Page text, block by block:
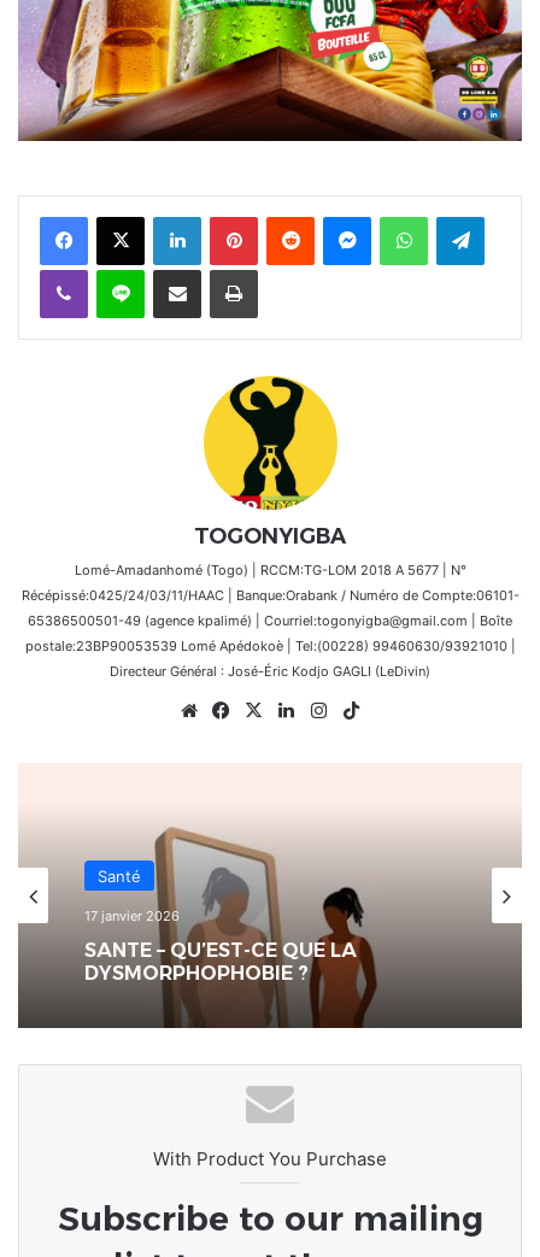
FacebookX Linkedin PinterestReddit MessengerWhatsAppTelegram
Viber Ligne Partager par email Imprimer
TOGONYIGBA
Lomé-Amadanhomé (Togo) | RCCM:TG-LOM 2018 A 5677 | N°
Récépissé:0425/24/03/11/HAAC | Banque:Orabank / Numéro de Compte:06101-
65386500501-49 (agence kpalimé) | Courriel:togonyigba@gmail.com | Boîte
postale:23BP90053539 Lomé Apédokoè | Tel:(00228) 99460630/93921010 |
Directeur Général : José-Éric Kodjo GAGLI (LeDivin)
WebsiteFacebook
X LinkedinInstagram
Santé
17 janvier 2026
SANTE – QU’EST-CE QUE LA
DYSMORPHOPHOBIE ?
With Product You Purchase
Subscribe to our mailing